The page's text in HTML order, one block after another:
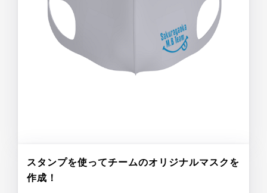
スタンプを使ってチームのオリジナルマスクを
作成！